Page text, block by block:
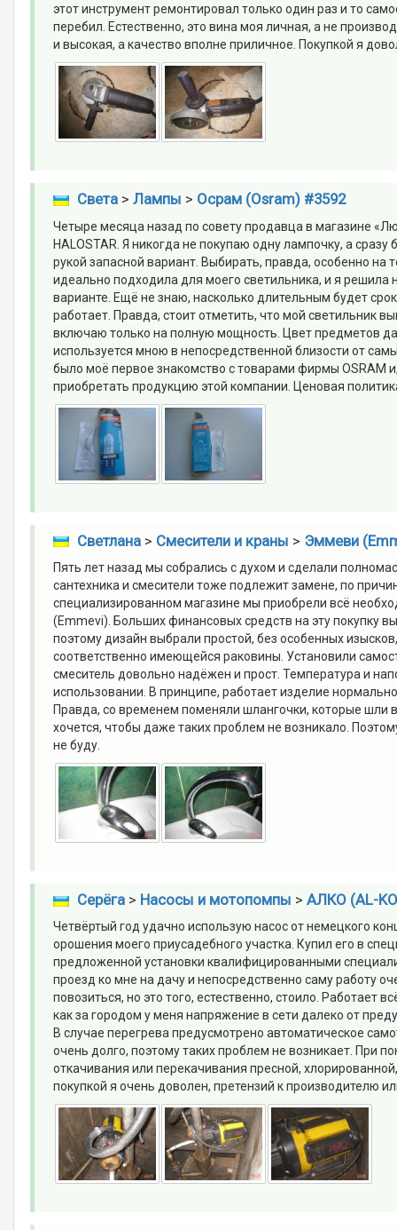
этот инструмент ремонтировал только один раз и то
перебил. Естественно, это вина моя личная, а не
и высокая, а качество вполне приличное. Покупкой я
Света> Лампы > Осрам (Osram) #3592
Четыре месяца назад по совету продавца в магазине
HALOSTAR. Я никогда не покупаю одну лампочку, а
рукой запасной вариант. Выбирать, правда, особенно
идеально подходила для моего светильника, и я
варианте. Ещё не знаю, насколько длительным будет
работает. Правда, стоит отметить, что мой светильник
включаю только на полную мощность. Цвет предметов
используется мною в непосредственной близости от
было моё первое знакомство с товарами фирмы OSRAM
приобретать продукцию этой компании. Ценовая
Светлана> Смесители и краны > Эммеви
Пять лет назад мы собрались с духом и сделали
сантехника и смесители тоже подлежит замене, по
специализированном магазине мы приобрели всё
(Emmevi). Больших финансовых средств на эту покупку
поэтому дизайн выбрали простой, без особенных
соответственно имеющейся раковины. Установили
смеситель довольно надёжен и прост. Температура и
использовании. В принципе, работает изделие
Правда, со временем поменяли шлангочки, которые шли
хочется, чтобы даже таких проблем не возникало.
не буду.
Серёга> Насосы и мотопомпы > АЛКО (AL-
Четвёртый год удачно использую насос от немецкого
орошения моего приусадебного участка. Купил его в
предложенной установки квалифицированными
проезд ко мне на дачу и непосредственно саму работу
повозиться, но это того, естественно, стоило. Работает
как за городом у меня напряжение в сети далеко от
В случае перегрева предусмотрено автоматическое
очень долго, поэтому таких проблем не возникает. При
откачивания или перекачивания пресной,
покупкой я очень доволен, претензий к производителю